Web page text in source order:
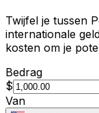
Twijfel je tussen
internationale
kosten om je
Bedrag
$
Van